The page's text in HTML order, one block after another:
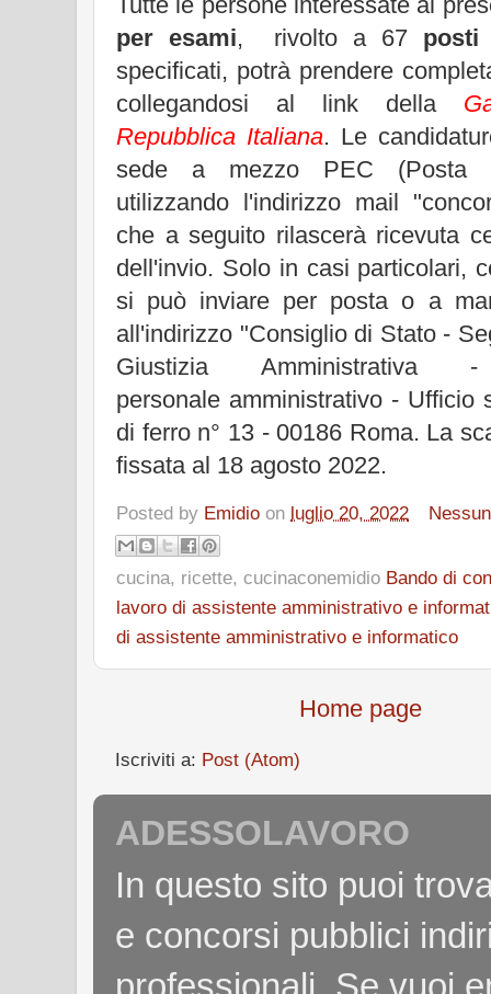
per esami, rivolto a 67 posti
specificati, potrà prendere
collegandosi al link della
Repubblica Italiana. Le
sede a mezzo PEC (Posta
utilizzando l'indirizzo mail
che a seguito rilascerà ricevuta
dell'invio. Solo in casi particolari,
si può inviare per posta o a
all'indirizzo "Consiglio di Stato -
Giustizia
personale amministrativo - Ufficio
di ferro n° 13 - 00186 Roma. La
fissata al 18 agosto 2022.
Posted by Emidio on luglio 20, 2022
cucina, ricette, cucinaconemidio Bando di
lavoro di assistente amministrativo e
di assistente amministrativo e informatico
Home page
Iscriviti a: Post (Atom)
ADESSOLAVORO
In questo sito puoi
e concorsi pubblici